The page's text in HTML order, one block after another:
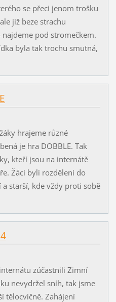
se přeci jenom trošku
již beze strachu
pod stromečkem.
byla tak trochu smutná,
hrajeme různé
je hra DOBBLE. Tak
kteří jsou na internátě
Žáci byli rozděleni do
starší, kde vždy proti sobě
zúčastnili Zimní
nevydržel sníh, tak jsme
tělocvičně. Zahájení